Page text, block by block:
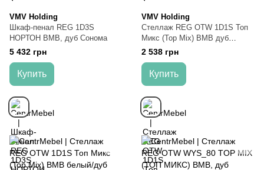
VMV Holding
Шкаф-пенал REG 1D3S
НОРТОН ВМВ, дуб Сонома
5 432 грн
Купить
VMV Holding
Стеллаж REG OTW 1D1S Топ
Микс (Top Mix) ВМВ дуб
сонома
2 538 грн
Купить